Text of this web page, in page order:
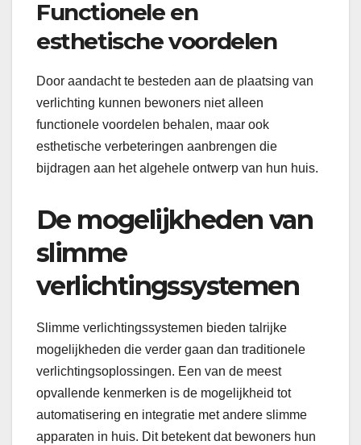
Functionele en
esthetische voordelen
Door aandacht te besteden aan de plaatsing van
verlichting kunnen bewoners niet alleen
functionele voordelen behalen, maar ook
esthetische verbeteringen aanbrengen die
bijdragen aan het algehele ontwerp van hun huis.
De mogelijkheden van
slimme
verlichtingssystemen
Slimme verlichtingssystemen bieden talrijke
mogelijkheden die verder gaan dan traditionele
verlichtingsoplossingen. Een van de meest
opvallende kenmerken is de mogelijkheid tot
automatisering en integratie met andere slimme
apparaten in huis. Dit betekent dat bewoners hun